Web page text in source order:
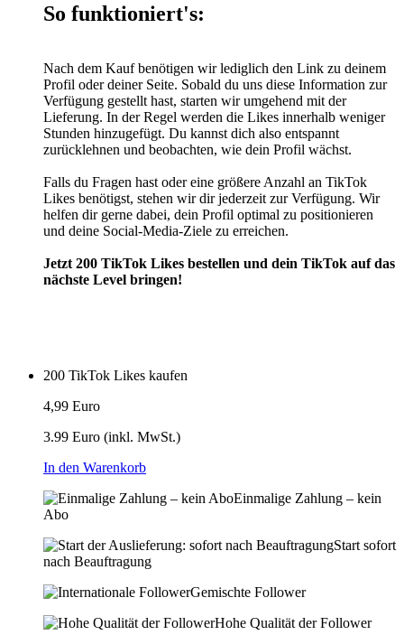
So funktioniert's:
Nach dem Kauf benötigen wir lediglich den Link zu deinem
Profil oder deiner Seite. Sobald du uns diese Information zur
Verfügung gestellt hast, starten wir umgehend mit der
Lieferung. In der Regel werden die Likes innerhalb weniger
Stunden hinzugefügt. Du kannst dich also entspannt
zurücklehnen und beobachten, wie dein Profil wächst.
Falls du Fragen hast oder eine größere Anzahl an TikTok
Likes benötigst, stehen wir dir jederzeit zur Verfügung. Wir
helfen dir gerne dabei, dein Profil optimal zu positionieren
und deine Social-Media-Ziele zu erreichen.
Jetzt 200 TikTok Likes bestellen und dein TikTok auf das
nächste Level bringen!
200 TikTok Likes kaufen
4,99 Euro
3.99 Euro (inkl. MwSt.)
In den Warenkorb
Einmalige Zahlung – kein
Abo
Start sofort
nach Beauftragung
Gemischte Follower
Hohe Qualität der Follower